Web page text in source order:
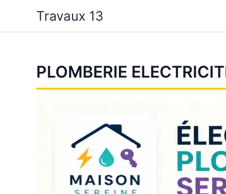
contenu
Travaux 13
PLOMBERIE